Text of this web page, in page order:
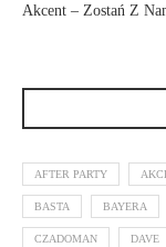
Akcent – Zostań Z
AFTER PARTY
BASTA BAYERA
CZADOMAN DAVE